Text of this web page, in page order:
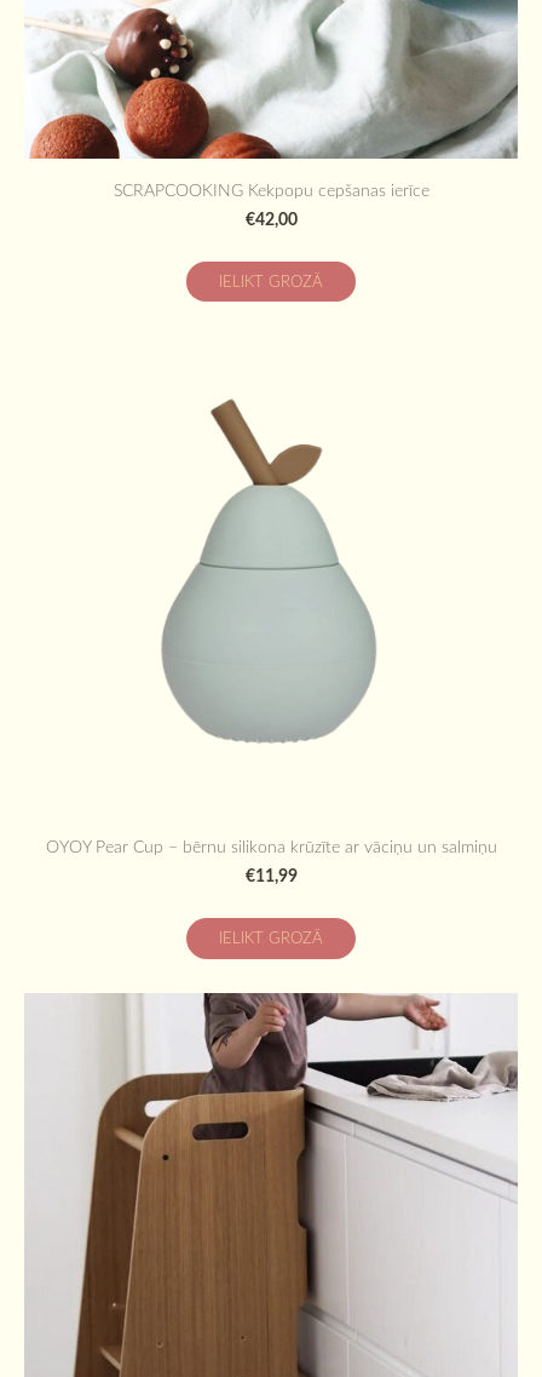
SCRAPCOOKING Kekpopu cepšanas ierīce
€42,00
IELIKT GROZĀ
OYOY Pear Cup – bērnu silikona krūzīte ar vāciņu un salmiņu
€11,99
IELIKT GROZĀ